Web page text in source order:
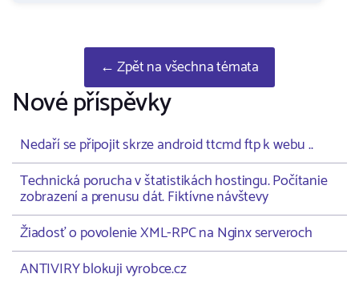
← Zpět na všechna témata
Nové příspěvky
Nedaří se připojit skrze android ttcmd ftp k webu ..
Technická porucha v štatistikách hostingu. Počítanie
zobrazení a prenusu dát. Fiktívne návštevy
Žiadosť o povolenie XML-RPC na Nginx serveroch
ANTIVIRY blokuji vyrobce.cz